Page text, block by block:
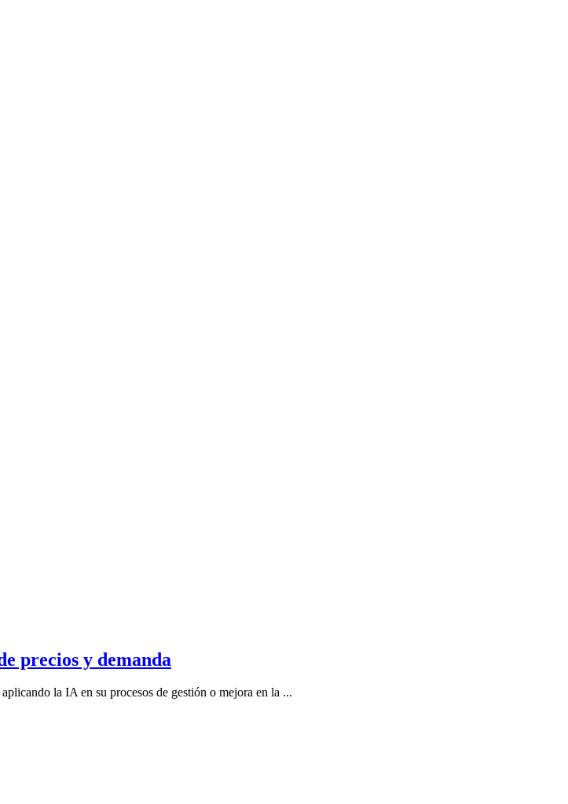
precios y demanda
la IA en su procesos de gestión o mejora en la ...